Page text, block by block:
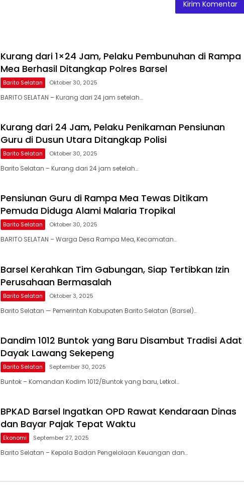
Kurang dari 1×24 Jam, Pelaku Pembunuhan di Rampa
Mea Berhasil Ditangkap Polres Barsel
Barito Selatan Oktober 30, 2025
BARITO SELATAN – Kurang dari 24 jam setelah…
Kurang dari 24 Jam, Pelaku Penikaman Pensiunan
Guru di Dusun Utara Ditangkap Polisi
Barito Selatan Oktober 30, 2025
Barito Selatan – Kurang dari 24 jam setelah…
Pensiunan Guru di Rampa Mea Tewas Ditikam
Pemuda Diduga Alami Malaria Tropikal
Barito Selatan Oktober 30, 2025
BARITO SELATAN – Warga Desa Rampa Mea, Kecamatan…
Barsel Kerahkan Tim Gabungan, Siap Tertibkan Izin
Perusahaan Bermasalah
Barito Selatan Oktober 3, 2025
Barito Selatan — Pemerintah Kabupaten Barito Selatan (Barsel)…
Dandim 1012 Buntok yang Baru Disambut Tradisi Adat
Dayak Lawang Sekepeng
Barito Selatan September 30, 2025
Buntok – Komandan Kodim 1012/Buntok yang baru, Letkol…
BPKAD Barsel Ingatkan OPD Rawat Kendaraan Dinas
dan Bayar Pajak Tepat Waktu
Ekonomi September 27, 2025
Barito Selatan – Kepala Badan Pengelolaan Keuangan dan…